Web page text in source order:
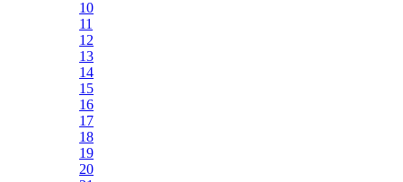
10
11
12
13
14
15
16
17
18
19
20